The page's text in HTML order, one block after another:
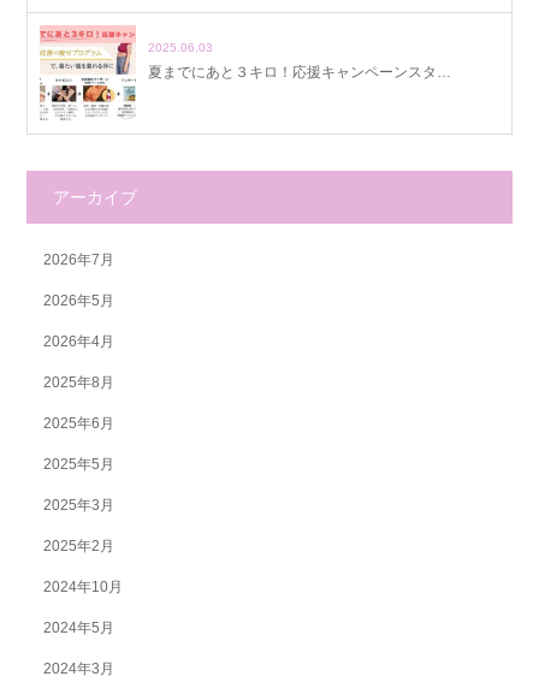
2025.06.03
夏までにあと３キロ！応援キャンペーンスタ…
アーカイブ
2026年7月
2026年5月
2026年4月
2025年8月
2025年6月
2025年5月
2025年3月
2025年2月
2024年10月
2024年5月
2024年3月